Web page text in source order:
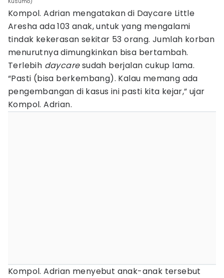
Kompol. Adrian mengatakan di Daycare Little
Aresha ada 103 anak, untuk yang mengalami
tindak kekerasan sekitar 53 orang. Jumlah korban
menurutnya dimungkinkan bisa bertambah.
Terlebih daycaresudah berjalan cukup lama.
“Pasti (bisa berkembang). Kalau memang ada
pengembangan di kasus ini pasti kita kejar,” ujar
Kompol. Adrian.
Kompol. Adrian menyebut anak-anak tersebut